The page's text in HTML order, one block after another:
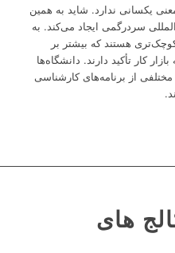
یکسانی ندارد. شاید به همین
سردرگمی ایجاد می‌کند. به
هستند که بیشتر بر
کار تأکید دارند. دانشگاه‌ها
از برنامه‌های کارشناسی
های